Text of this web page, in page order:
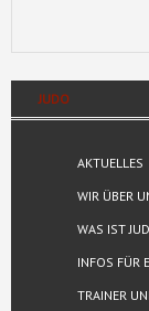
JUDO
AKTUELLES
WIR ÜBER
WAS IST
INFOS FÜR
TRAINER